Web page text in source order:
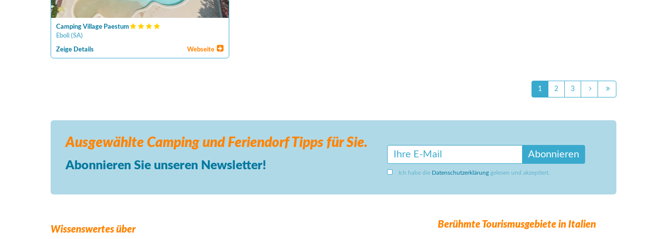
Camping Village Paestum
Eboli (SA)
Zeige Details Webseite
1 2 3
Ausgewählte Camping und FeriendorfTipps für Sie.
Abonnieren Sie unseren Newsletter!
Abonnieren
Ich habe die Datenschutzerklärunggelesen und akzeptiert.
Wissenswertes über Berühmte Tourismusgebiete in Italien